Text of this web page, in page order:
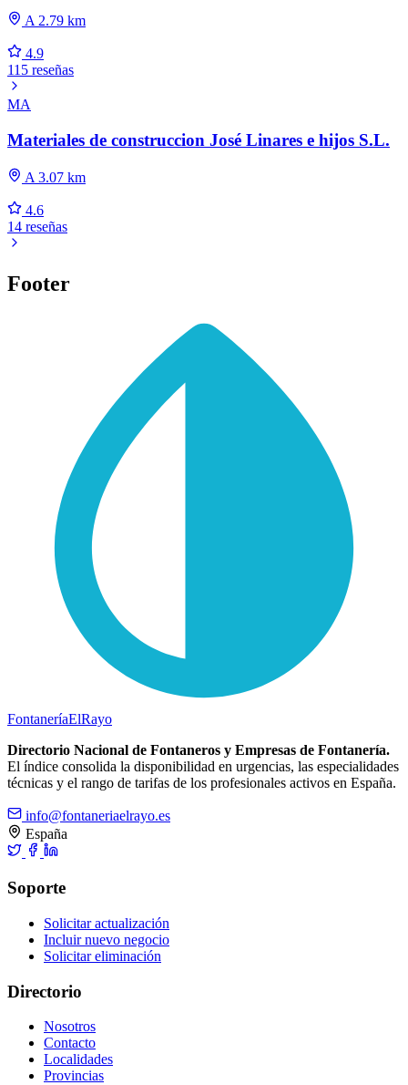
A 2.79 km
4.9
115 reseñas
MA
Materiales de construccion José Linares e hijos S.L.
A 3.07 km
4.6
14 reseñas
Footer
FontaneríaElRayo
Directorio Nacional de Fontaneros y Empresas de Fontanería.
El índice consolida la disponibilidad en urgencias, las especialidades
técnicas y el rango de tarifas de los profesionales activos en España.
info@fontaneriaelrayo.es
España
Soporte
Solicitar actualización
Incluir nuevo negocio
Solicitar eliminación
Directorio
Nosotros
Contacto
Localidades
Provincias